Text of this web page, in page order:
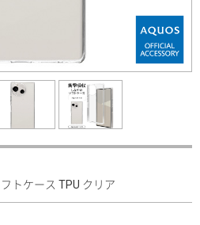
トケース TPU クリア